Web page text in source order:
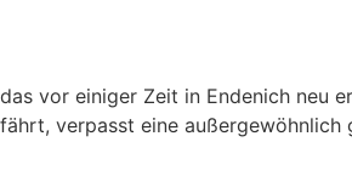
vor einiger Zeit in Endenich
verpasst eine außergewöhnlich